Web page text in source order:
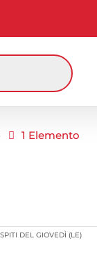
1 Elemento